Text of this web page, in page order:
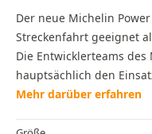
Der neue Michelin
Streckenfahrt geeignet
Die Entwicklerteams
hauptsächlich den
Mehr darüber erfahren